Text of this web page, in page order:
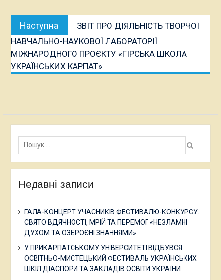
Наступна
публікація:
ЗВІТ ПРО ДІЯЛЬНІСТЬ ТВОРЧОЇ
НАВЧАЛЬНО-НАУКОВОЇ ЛАБОРАТОРІЇ
МІЖНАРОДНОГО ПРОЄКТУ «ГІРСЬКА ШКОЛА
УКРАЇНСЬКИХ КАРПАТ»
Пошук:
Недавні записи
ГАЛА-КОНЦЕРТ УЧАСНИКІВ ФЕСТИВАЛЮ-КОНКУРСУ.
СВЯТО ВДЯЧНОСТІ, МРІЙ ТА ПЕРЕМОГ «НЕЗЛАМНІ
ДУХОМ ТА ОЗБРОЄНІ ЗНАННЯМИ»
У ПРИКАРПАТСЬКОМУ УНІВЕРСИТЕТІ ВІДБУВСЯ
ОСВІТНЬО-МИСТЕЦЬКИЙ ФЕСТИВАЛЬ УКРАЇНСЬКИХ
ШКІЛ ДІАСПОРИ ТА ЗАКЛАДІВ ОСВІТИ УКРАЇНИ